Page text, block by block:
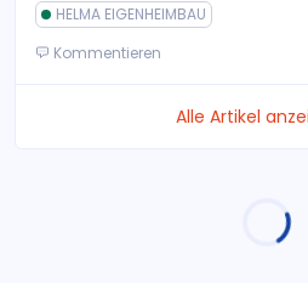
HELMA EIGENHEIMBAU
Kommentieren
Alle Artikel